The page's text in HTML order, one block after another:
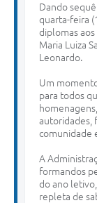
Enquete
Jornal
Agenda
Diário Oficial
Dando
quarta-feira
diplomas aos
Maria Luiza
Leonardo.
Um
para todos
autoridades,
comunidade
A
formandos
do ano
repleta de